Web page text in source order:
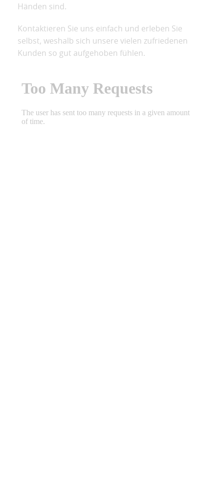
Händen sind.
Kontaktieren Sie uns einfach und erleben Sie
selbst, weshalb sich unsere vielen zufriedenen
Kunden so gut aufgehoben fühlen.